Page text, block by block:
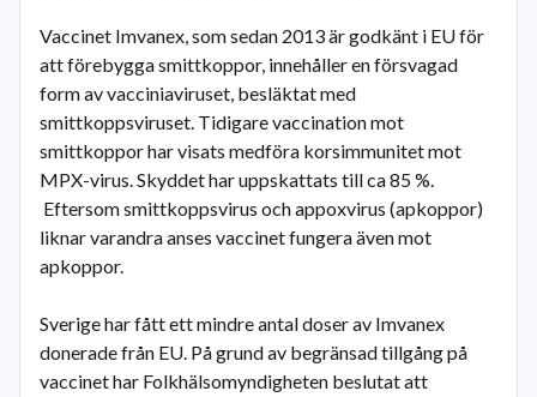
Vaccinet Imvanex, som sedan 2013 är godkänt i EU för
att förebygga smittkoppor, innehåller en försvagad
form av vacciniaviruset, besläktat med
smittkoppsviruset. Tidigare vaccination mot
smittkoppor har visats medföra korsimmunitet mot
MPX-virus. Skyddet har uppskattats till ca 85 %.
Eftersom smittkoppsvirus och appoxvirus (apkoppor)
liknar varandra anses vaccinet fungera även mot
apkoppor.
Sverige har fått ett mindre antal doser av Imvanex
donerade från EU. På grund av begränsad tillgång på
vaccinet har Folkhälsomyndigheten beslutat att